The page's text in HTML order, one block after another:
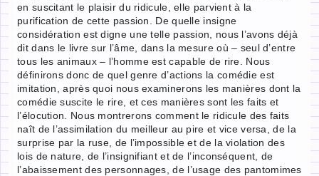
en suscitant le plaisir du ridicule, elle parvient à la
purification de cette passion. De quelle insigne
considération est digne une telle passion, nous l’avons déjà
dit dans le livre sur l’âme, dans la mesure où – seul d’entre
tous les animaux – l’homme est capable de rire. Nous
définirons donc de quel genre d’actions la comédie est
imitation, après quoi nous examinerons les manières dont la
comédie suscite le rire, et ces manières sont les faits et
l’élocution. Nous montrerons comment le ridicule des faits
naît de l’assimilation du meilleur au pire et vice versa, de la
surprise par la ruse, de l’impossible et de la violation des
lois de nature, de l’insignifiant et de l’inconséquent, de
l’abaissement des personnages, de l’usage des pantomimes